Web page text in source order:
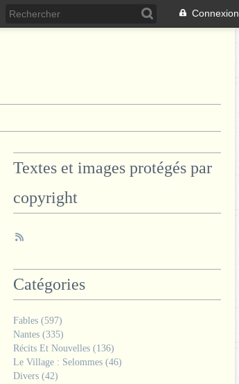
Connexion
Textes et images protégés par
copyright
Catégories
Fables (597)
Nantes (335)
Récits Et Nouvelles (136)
Le Village : Selommes (46)
Divers (42)